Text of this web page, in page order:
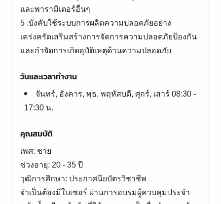
และพารามิเตอร์อื่นๆ
5 .บังคับใช้ระบบการผลิตความปลอดภัยอย่าง
เคร่งครัดเสริมสร้างการจัดการความปลอดภัยป้องกัน
และกําจัดการเกิดอุบัติเหตุด้านความปลอดภัย
วันและเวลาทำงาน
จันทร์, อังคาร, พุธ, พฤหัสบดี, ศุกร์, เสาร์ 08:30 -
17:30 น.
คุณสมบัติ
เพศ: ชาย
ช่วงอายุ: 20 - 35 ปี
วุฒิการศึกษา: ประกาศนียบัตรวิชาชีพ
จำเป็นต้องมีใบเซอร์ ผ่านการอบรมผู้ควบคุมประจำ